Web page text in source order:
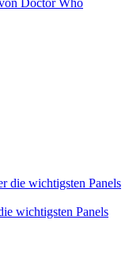
Doctor Who
wichtigsten Panels